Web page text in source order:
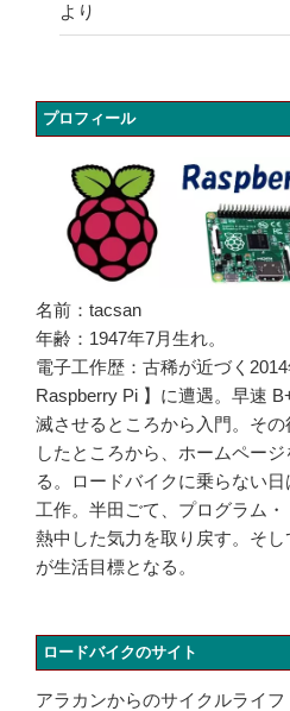
より
プロフィール
名前：tacsan
年齢：1947年7月生れ。
電子工作歴：古稀が近づく
Raspberry Pi 】に遭遇。早速
滅させるところから入門。そ
したところから、ホームペー
る。ロードバイクに乗らない
工作。半田ごて、プログラム
熱中した気力を取り戻す。そ
が生活目標となる。
ロードバイクのサイト
アラカンからのサイクルライフ